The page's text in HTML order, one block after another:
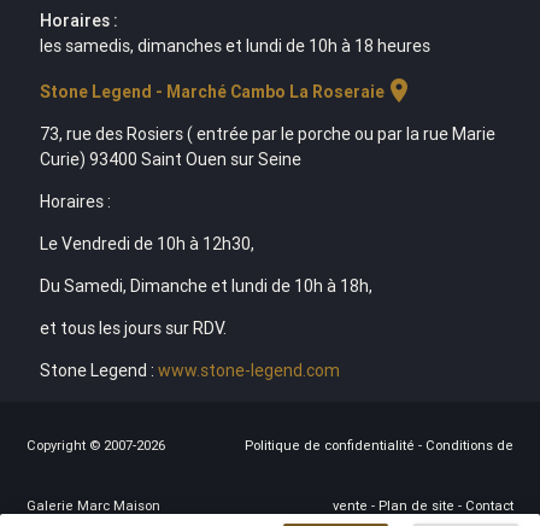
Horaires :
les samedis, dimanches et lundi de 10h à 18 heures
Stone Legend - Marché Cambo La Roseraielocation_on
73, rue des Rosiers ( entrée par le porche ou par la rue Marie
Curie) 93400 Saint Ouen sur Seine
Horaires :
Le Vendredi de 10h à 12h30,
Du Samedi, Dimanche et lundi de 10h à 18h,
et tous les jours sur RDV.
Stone Legend : www.stone-legend.com
Copyright © 2007-2026
Galerie Marc Maison
Politique de confidentialité - Conditions de
vente - Plan de site - Contact